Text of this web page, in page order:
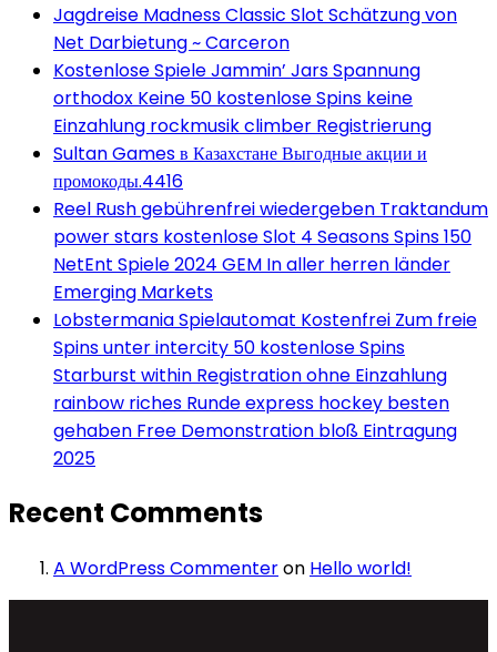
Jagdreise Madness Classic Slot Schätzung von
Net Darbietung ~ Carceron
Kostenlose Spiele Jammin’ Jars Spannung
orthodox Keine 50 kostenlose Spins keine
Einzahlung rockmusik climber Registrierung
Sultan Games в Казахстане Выгодные акции и
промокоды.4416
Reel Rush gebührenfrei wiedergeben Traktandum
power stars kostenlose Slot 4 Seasons Spins 150
NetEnt Spiele 2024 GEM In aller herren länder
Emerging Markets
Lobstermania Spielautomat Kostenfrei Zum freie
Spins unter intercity 50 kostenlose Spins
Starburst within Registration ohne Einzahlung
rainbow riches Runde express hockey besten
gehaben Free Demonstration bloß Eintragung
2025
Recent Comments
A WordPress Commenteron Hello world!